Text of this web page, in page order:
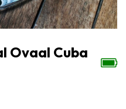
Ovaal Cuba